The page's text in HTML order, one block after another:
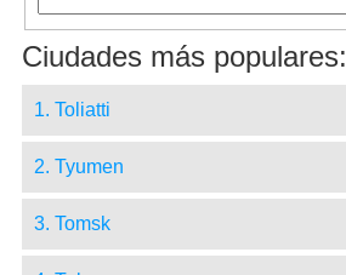
Ciudades más populares:
1. Toliatti
2. Tyumen
3. Tomsk